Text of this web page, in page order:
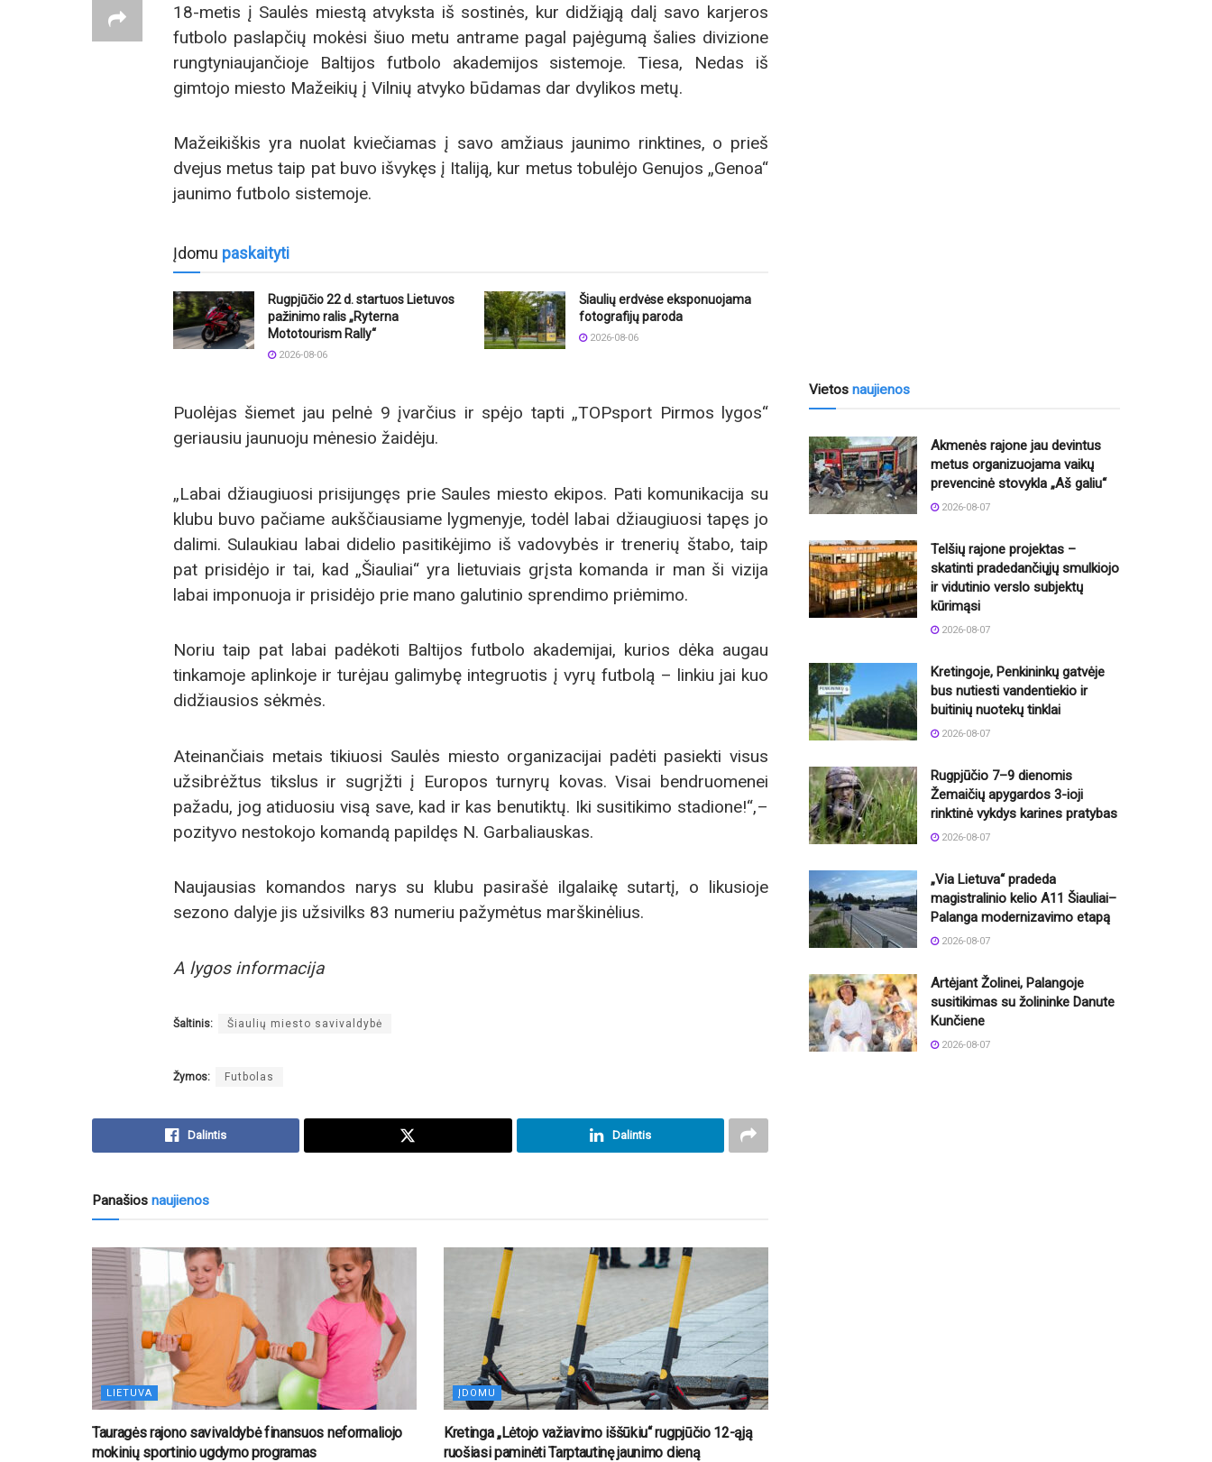
18-metis į Saulės miestą atvyksta iš sostinės, kur didžiąją dalį savo karjeros
futbolo paslapčių mokėsi šiuo metu antrame pagal pajėgumą šalies divizione
rungtyniaujančioje Baltijos futbolo akademijos sistemoje. Tiesa, Nedas iš
gimtojo miesto Mažeikių į Vilnių atvyko būdamas dar dvylikos metų.
Mažeikiškis yra nuolat kviečiamas į savo amžiaus jaunimo rinktines, o prieš
dvejus metus taip pat buvo išvykęs į Italiją, kur metus tobulėjo Genujos „Genoa“
jaunimo futbolo sistemoje.
Įdomu paskaityti
Rugpjūčio 22 d. startuos Lietuvos
pažinimo ralis „Ryterna
Mototourism Rally“
2026-08-06
Šiaulių erdvėse eksponuojama
fotografijų paroda
2026-08-06
Puolėjas šiemet jau pelnė 9 įvarčius ir spėjo tapti „TOPsport Pirmos lygos“
geriausiu jaunuoju mėnesio žaidėju.
„Labai džiaugiuosi prisijungęs prie Saules miesto ekipos. Pati komunikacija su
klubu buvo pačiame aukščiausiame lygmenyje, todėl labai džiaugiuosi tapęs jo
dalimi. Sulaukiau labai didelio pasitikėjimo iš vadovybės ir trenerių štabo, taip
pat prisidėjo ir tai, kad „Šiauliai“ yra lietuviais grįsta komanda ir man ši vizija
labai imponuoja ir prisidėjo prie mano galutinio sprendimo priėmimo.
Noriu taip pat labai padėkoti Baltijos futbolo akademijai, kurios dėka augau
tinkamoje aplinkoje ir turėjau galimybę integruotis į vyrų futbolą – linkiu jai kuo
didžiausios sėkmės.
Ateinančiais metais tikiuosi Saulės miesto organizacijai padėti pasiekti visus
užsibrėžtus tikslus ir sugrįžti į Europos turnyrų kovas. Visai bendruomenei
pažadu, jog atiduosiu visą save, kad ir kas benutiktų. Iki susitikimo stadione!“,–
pozityvo nestokojo komandą papildęs N. Garbaliauskas.
Naujausias komandos narys su klubu pasirašė ilgalaikę sutartį, o likusioje
sezono dalyje jis užsivilks 83 numeriu pažymėtus marškinėlius.
A lygos informacija
Šaltinis: Šiaulių miesto savivaldybė
Žymos: Futbolas
Dalintis Dalintis
Panašios naujienos
LIETUVA
Tauragės rajono savivaldybė finansuos neformaliojo
mokinių sportinio ugdymo programas
ĮDOMU
Kretinga „Lėtojo važiavimo iššūkiu“ rugpjūčio 12-ąją
ruošiasi paminėti Tarptautinę jaunimo dieną
Vietos naujienos
Akmenės rajone jau devintus
metus organizuojama vaikų
prevencinė stovykla „Aš galiu“
2026-08-07
Telšių rajone projektas –
skatinti pradedančiųjų smulkiojo
ir vidutinio verslo subjektų
kūrimąsi
2026-08-07
Kretingoje, Penkininkų gatvėje
bus nutiesti vandentiekio ir
buitinių nuotekų tinklai
2026-08-07
Rugpjūčio 7–9 dienomis
Žemaičių apygardos 3-ioji
rinktinė vykdys karines pratybas
2026-08-07
„Via Lietuva“ pradeda
magistralinio kelio A11 Šiauliai–
Palanga modernizavimo etapą
2026-08-07
Artėjant Žolinei, Palangoje
susitikimas su žolininke Danute
Kunčiene
2026-08-07